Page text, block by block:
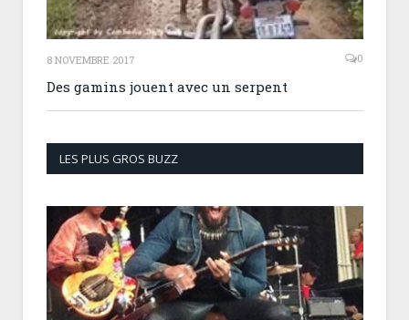
8 NOVEMBRE 2017 0
Des gamins jouent avec un serpent
LES PLUS GROS BUZZ